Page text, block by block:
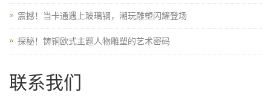
震撼！当卡通遇上玻璃钢，潮玩雕塑闪耀登场
探秘！铸铜欧式主题人物雕塑的艺术密码
联系我们